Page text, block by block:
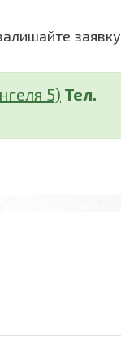
заявку
5) Тел.